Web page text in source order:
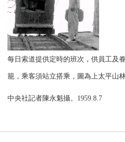
每日索道提供定時的班次，供員工及
籠，乘客須站立搭乘，圖為上太平山
中央社記者陳永魁攝。1959.8.7